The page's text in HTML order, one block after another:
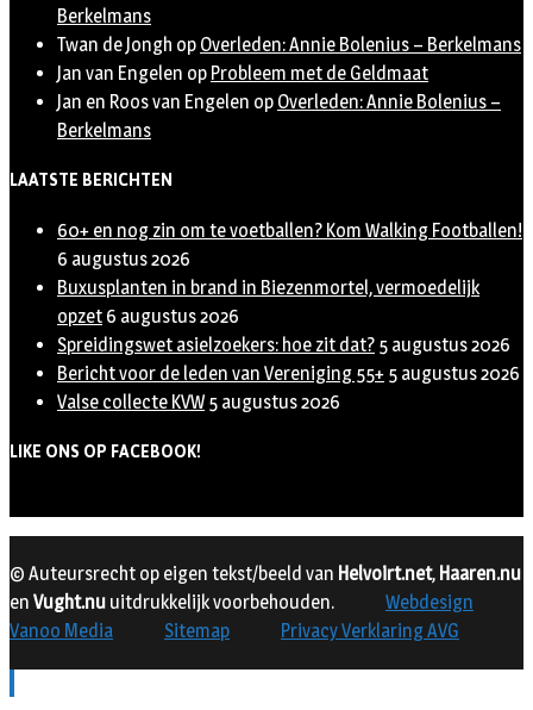
Berkelmans
Twan de Jongh op Overleden: Annie Bolenius – Berkelmans
Jan van Engelen op Probleem met de Geldmaat
Jan en Roos van Engelen op Overleden: Annie Bolenius –
Berkelmans
LAATSTE BERICHTEN
60+ en nog zin om te voetballen? Kom Walking Footballen!
6 augustus 2026
Buxusplanten in brand in Biezenmortel, vermoedelijk
opzet 6 augustus 2026
Spreidingswet asielzoekers: hoe zit dat? 5 augustus 2026
Bericht voor de leden van Vereniging 55+ 5 augustus 2026
Valse collecte KVW 5 augustus 2026
LIKE ONS OP FACEBOOK!
© Auteursrecht op eigen tekst/beeld van Helvoirt.net, Haaren.nu
en Vught.nu uitdrukkelijk voorbehouden.
Webdesign
Vanoo Media
Sitemap Privacy Verklaring AVG